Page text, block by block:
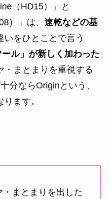
（HD15）」と
）」は、 速乾などの基
いをひとことで言う
ル」が新しく加わった
・まとまりを重視する
分ならOriginという、
ます。
まとまりを出した